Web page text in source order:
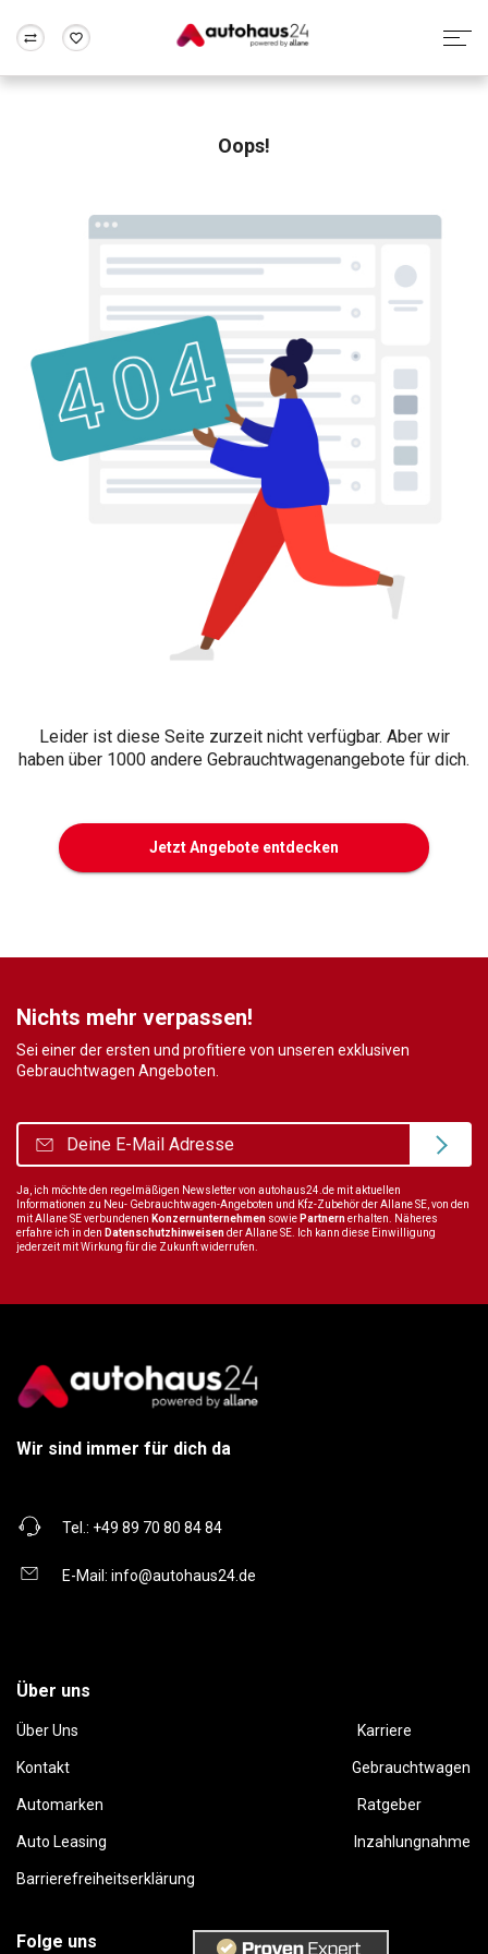
Rund um die Inzahlungnahme
Oops!
Leider ist diese Seite zurzeit nicht verfügbar. Aber wir
haben über 1000 andere Gebrauchtwagenangebote für dich.
Jetzt Angebote entdecken
Nichts mehr verpassen!
Sei einer der ersten und profitiere von unseren exklusiven
Gebrauchtwagen Angeboten.
Ja, ich möchte den regelmäßigen Newsletter von autohaus24.de mit aktuellen
Informationen zu Neu- Gebrauchtwagen-Angeboten und Kfz-Zubehör der Allane SE, von den
mit Allane SE verbundenen Konzernunternehmen sowie Partnernerhalten. Näheres
erfahre ich in den Datenschutzhinweisender Allane SE. Ich kann diese Einwilligung
jederzeit mit Wirkung für die Zukunft widerrufen.
Wir sind immer für dich da
Tel.: +49 89 70 80 84 84
E-Mail: info@autohaus24.de
Über uns
Über Uns Karriere
Kontakt Gebrauchtwagen
Automarken Ratgeber
Auto Leasing Inzahlungnahme
Barrierefreiheitserklärung
Folge uns